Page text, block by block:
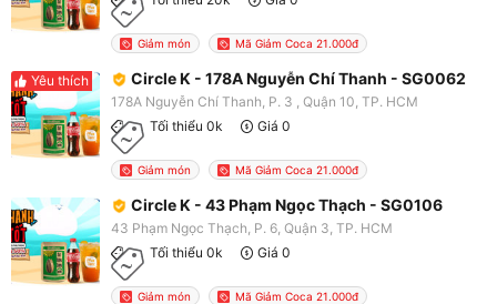
Giảm món Mã Giảm Coca 21.000đ
Yêu thích Circle K - 178A Nguyễn Chí Thanh - SG0062
178A Nguyễn Chí Thanh, P. 3 , Quận 10, TP. HCM
Tối thiểu 0k
Giá 0
Giảm món Mã Giảm Coca 21.000đ
Circle K - 43 Phạm Ngọc Thạch - SG0106
43 Phạm Ngọc Thạch, P. 6, Quận 3, TP. HCM
Tối thiểu 0k
Giá 0
Giảm món Mã Giảm Coca 21.000đ